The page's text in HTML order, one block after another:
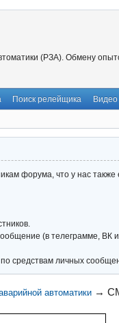
(РЗА). Обмену
Поиск релейщика
форума, что у нас также
(в телеграмме,
средствам личных
автоматики →